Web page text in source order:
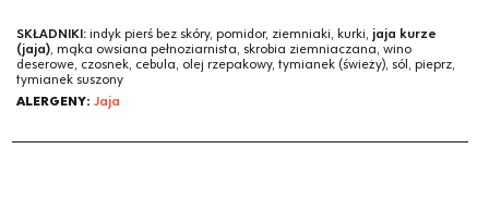
SKŁADNIKI: indyk pierś bez skóry, pomidor, ziemniaki, kurki, jaja kurze
(jaja), mąka owsiana pełnoziarnista, skrobia ziemniaczana, wino
deserowe, czosnek, cebula, olej rzepakowy, tymianek (świeży), sól, pieprz,
tymianek suszony
ALERGENY: Jaja